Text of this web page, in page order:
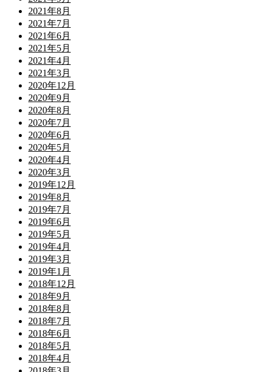
2021年8月
2021年7月
2021年6月
2021年5月
2021年4月
2021年3月
2020年12月
2020年9月
2020年8月
2020年7月
2020年6月
2020年5月
2020年4月
2020年3月
2019年12月
2019年8月
2019年7月
2019年6月
2019年5月
2019年4月
2019年3月
2019年1月
2018年12月
2018年9月
2018年8月
2018年7月
2018年6月
2018年5月
2018年4月